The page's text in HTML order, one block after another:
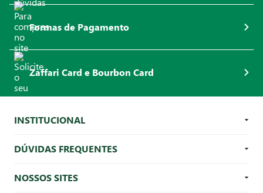
Formas de Pagamento
Zaffari Card e Bourbon Card
INSTITUCIONAL
DÚVIDAS FREQUENTES
NOSSOS SITES